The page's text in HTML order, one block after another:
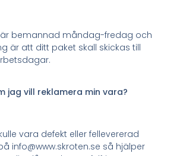
bemannad måndag-fredag och
är att ditt paket skall skickas till
jag vill reklamera min vara?
vara defekt eller fellevererad
info@www.skroten.se så hjälper